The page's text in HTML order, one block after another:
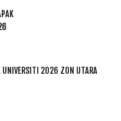
Seni
UNIVERSITI 2026 ZON UTARA